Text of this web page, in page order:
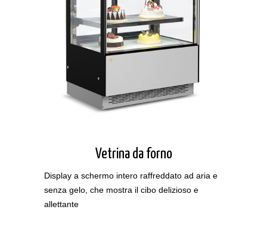
Vetrina da forno
Display a schermo intero raffreddato ad aria e
senza gelo, che mostra il cibo delizioso e
allettante